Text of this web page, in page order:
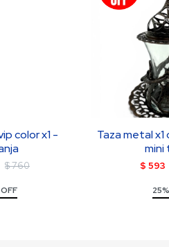
color x1 -
$760
Taza metal
mini
$ 593